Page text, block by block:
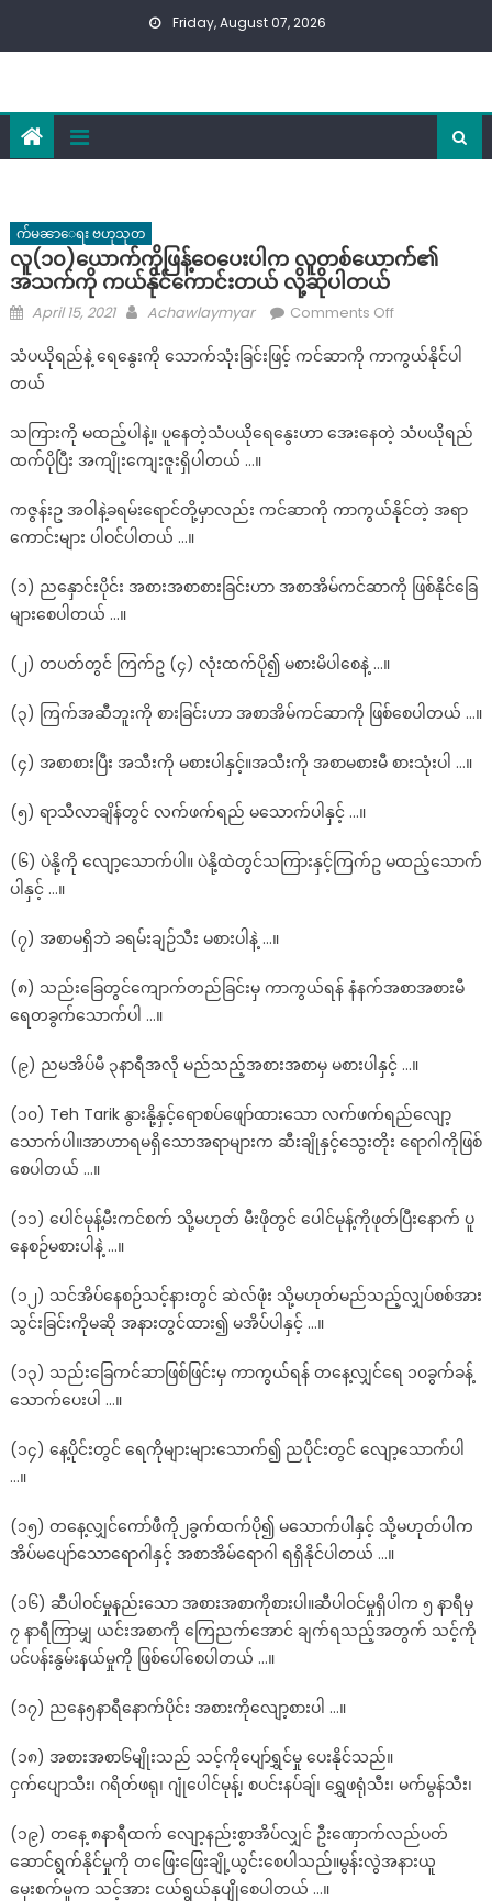
Friday, August 07, 2026
က်မၼာေရး ဗဟုသုတ
လူ(၁၀)ယောက်ကိုဖြန့်ဝေပေးပါက လူတစ်ယောက်၏
အသက်ကို ကယ်နိုင်ကောင်းတယ် လို့ဆိုပါတယ်
Posted
April 15, 2021 Author
Achawlaymyar Comments Offon
ကို
ဝေ
လူ
အသက်
တယ်
ဆို
သံပယိုရည်နဲ့ ရေနွေးကို သောက်သုံးခြင်းဖြင့် ကင်ဆာကို ကာကွယ်နိုင်ပါ
တယ်
သကြားကို မထည့်ပါနဲ့။ ပူနေတဲ့သံပယိုရေနွေးဟာ အေးနေတဲ့ သံပယိုရည်
ထက်ပိုပြီး အကျိုးကျေးဇူးရှိပါတယ် …။
ကဇွန်းဥ အဝါနဲ့ခရမ်းရောင်တို့မှာလည်း ကင်ဆာကို ကာကွယ်နိုင်တဲ့ အရာ
ကောင်းများ ပါဝင်ပါတယ် …။
(၁) ညနှောင်းပိုင်း အစားအစာစားခြင်းဟာ အစာအိမ်ကင်ဆာကို ဖြစ်နိုင်ခြေ
များစေပါတယ် …။
(၂) တပတ်တွင် ကြက်ဥ (၄) လုံးထက်ပို၍ မစားမိပါစေနဲ့ …။
(၃) ကြက်အဆီဘူးကို စားခြင်းဟာ အစာအိမ်ကင်ဆာကို ဖြစ်စေပါတယ် …။
(၄) အစာစားပြီး အသီးကို မစားပါနှင့်။အသီးကို အစာမစားမီ စားသုံးပါ …။
(၅) ရာသီလာချိန်တွင် လက်ဖက်ရည် မသောက်ပါနှင့် …။
(၆) ပဲနို့ကို လျော့သောက်ပါ။ ပဲနို့ထဲတွင်သကြားနှင့်ကြက်ဥ မထည့်သောက်
ပါနှင့် …။
(၇) အစာမရှိဘဲ ခရမ်းချဉ်သီး မစားပါနဲ့ …။
(၈) သည်းခြေတွင်ကျောက်တည်ခြင်းမှ ကာကွယ်ရန် နံနက်အစာအစားမီ
ရေတခွက်သောက်ပါ …။
(၉) ညမအိပ်မီ ၃နာရီအလို မည်သည့်အစားအစာမှ မစားပါနှင့် …။
(၁၀) Teh Tarik နွားနို့နှင့်ရောစပ်ဖျော်ထားသော လက်ဖက်ရည်လျော့
သောက်ပါ။အာဟာရမရှိသောအရာများက ဆီးချိုနှင့်သွေးတိုး ရောဂါကိုဖြစ်
စေပါတယ် …။
(၁၁) ပေါင်မုန့်မီးကင်စက် သို့မဟုတ် မီးဖိုတွင် ပေါင်မုန့်ကိုဖုတ်ပြီးနောက် ပူ
နေစဉ်မစားပါနဲ့ …။
(၁၂) သင်အိပ်နေစဉ်သင့်နားတွင် ဆဲလ်ဖုံး သို့မဟုတ်မည်သည့်လျှပ်စစ်အား
သွင်းခြင်းကိုမဆို အနားတွင်ထား၍ မအိပ်ပါနှင့် …။
(၁၃) သည်းခြေကင်ဆာဖြစ်ဖြင်းမှ ကာကွယ်ရန် တနေ့လျှင်ရေ ၁၀ခွက်ခန့်
သောက်ပေးပါ …။
(၁၄) နေ့ပိုင်းတွင် ရေကိုများများသောက်၍ ညပိုင်းတွင် လျော့သောက်ပါ
…။
(၁၅) တနေ့လျှင်ကော်ဖီကို၂ခွက်ထက်ပို၍ မသောက်ပါနှင့် သို့မဟုတ်ပါက
အိပ်မပျော်သောရောဂါနှင့် အစာအိမ်ရောဂါ ရရှိနိုင်ပါတယ် …။
(၁၆) ဆီပါဝင်မှုနည်းသော အစားအစာကိုစားပါ။ဆီပါဝင်မှုရှိပါက ၅ နာရီမှ
၇ နာရီကြာမျှ ယင်းအစာကို ကြေညက်အောင် ချက်ရသည့်အတွက် သင့်ကို
ပင်ပန်းနွမ်းနယ်မှုကို ဖြစ်ပေါ်စေပါတယ် …။
(၁၇) ညနေ၅နာရီနောက်ပိုင်း အစားကိုလျော့စားပါ …။
(၁၈) အစားအစာ၆မျိုးသည် သင့်ကိုပျော်ရွှင်မှု ပေးနိုင်သည်။
ငှက်ပျောသီး၊ ဂရိတ်ဖရု၊ ဂျုံပေါင်မုန့်၊ စပင်းနပ်ချ်၊ ရွှေဖရုံသီး၊ မက်မွန်သီး၊
(၁၉) တနေ့ ၈နာရီထက် လျော့နည်းစွာအိပ်လျှင် ဦးဏှောက်လည်ပတ်
ဆောင်ရွက်နိုင်မှုကို တဖြေးဖြေးချို့ယွင်းစေပါသည်။မွန်းလွဲအနားယူ
မှေးစက်မှုက သင့်အား ငယ်ရွယ်နုပျိုစေပါတယ် …။